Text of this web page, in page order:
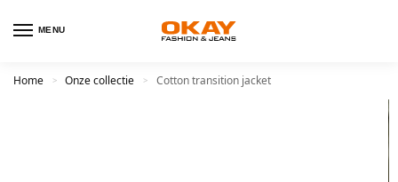
MENU
Home > Onze collectie > Cotton transition jacket